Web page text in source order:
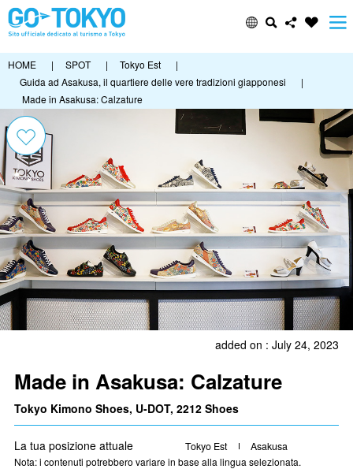
HOME | SPOT | Tokyo Est
|
Guida ad Asakusa, il quartiere delle vere tradizioni giapponesi
|
Made in Asakusa: Calzature
added on : July 24, 2023
Made in Asakusa: Calzature
Tokyo Kimono Shoes, U-DOT, 2212 Shoes
La tua posizione attuale Tokyo Est Asakusa
Nota: i contenuti potrebbero variare in base alla lingua selezionata.